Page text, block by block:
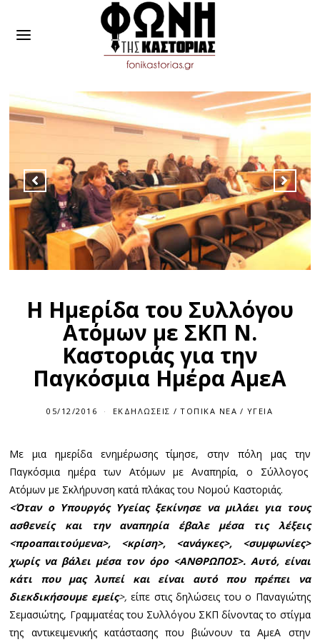
Η Ημερίδα του Συλλόγου
Ατόμων με ΣΚΠ Ν.
Καστοριάς για την
Παγκόσμια Ημέρα ΑμεΑ
05/12/2016 ΕΚΔΗΛΏΣΕΙΣ / ΤΟΠΙΚΆ ΝΈΑ / ΥΓΕΊΑ
Με μια ημερίδα ενημέρωσης τίμησε, στην πόλη μας την
Παγκόσμια ημέρα των Ατόμων με Αναπηρία, ο Σύλλογος
Ατόμων με Σκλήρυνση κατά πλάκας του Νομού Καστοριάς.
<Όταν ο Υπουργός Υγείας ξεκίνησε να μιλάει για τους
ασθενείς και την αναπηρία έβαλε μέσα τις λέξεις
<προαπαιτούμενα>, <κρίση>, <ανάγκες>, <συμφωνίες>
χωρίς να βάλει μέσα τον όρο <ΑΝΘΡΩΠΟΣ>. Αυτό, είναι
κάτι που μας λυπεί και είναι αυτό που πρέπει να
διεκδικήσουμε εμείς>,είπε στις δηλώσεις του ο Παναγιώτης
Σεμασιώτης, Γραμματέας του Συλλόγου ΣΚΠ δίνοντας το στίγμα
της αντικειμενικής κατάστασης που βιώνουν τα ΑμεΑ στην